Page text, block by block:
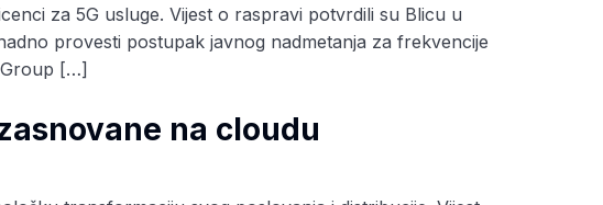
za 5G usluge. Vijest o raspravi potvrdili su Blicu u
provesti postupak javnog nadmetanja za frekvencije
[…]
na cloudu